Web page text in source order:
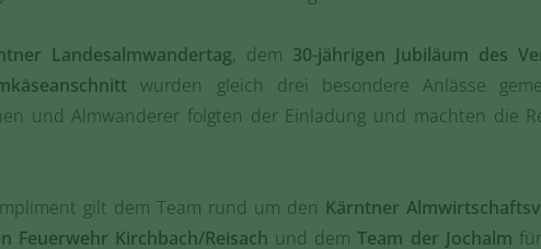
Landesalmwandertag, dem 30-jährigen Jubiläum des
wurden gleich drei besondere Anlässe
und Almwanderer folgten der Einladung und machten die
gilt dem Team rund um den Kärntner
Feuerwehr Kirchbach/Reisach und demTeam der Jochalm